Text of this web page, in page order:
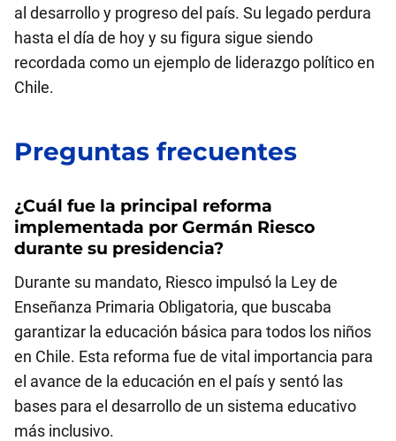
al desarrollo y progreso del país. Su legado perdura
hasta el día de hoy y su figura sigue siendo
recordada como un ejemplo de liderazgo político en
Chile.
Preguntas frecuentes
¿Cuál fue la principal reforma
implementada por Germán Riesco
durante su presidencia?
Durante su mandato, Riesco impulsó la Ley de
Enseñanza Primaria Obligatoria, que buscaba
garantizar la educación básica para todos los niños
en Chile. Esta reforma fue de vital importancia para
el avance de la educación en el país y sentó las
bases para el desarrollo de un sistema educativo
más inclusivo.